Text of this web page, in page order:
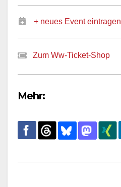
+ neues Event eintragen
Zum Ww-Ticket-Shop
Mehr: